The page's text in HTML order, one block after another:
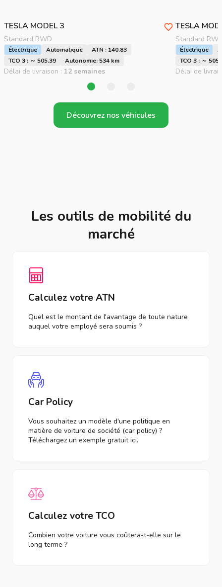
TESLA MODEL 3
Standard RWD
Électrique Automatique
ATN : 140.83
TCO 3 : ～ 505.39
Autonomie: 534 km
Délai de livraison : 12 semaines
TESLA
Standard
Électrique
TCO 3 : ～
Délai de
Découvrez nos véhicules
Les outils de mobilité du
marché
Calculez votre ATN
Quel est le montant de l'avantage de toute nature
auquel votre employé sera soumis ?
Car Policy
Vous souhaitez un modèle d'une politique en
matière de voiture de société (car policy) ?
Téléchargez un exemple gratuit ici.
Calculez votre TCO
Combien votre voiture vous coûtera-t-elle sur le
long terme ?